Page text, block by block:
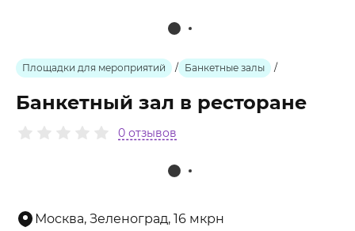
Площадки для мероприятий / Банкетные залы /
Банкетный зал в ресторане
0 отзывов
Москва, Зеленоград, 16 мкрн